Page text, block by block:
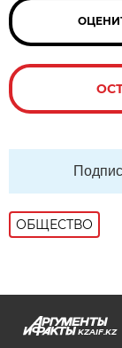
ОБЩЕСТВО
KZAIF.KZ